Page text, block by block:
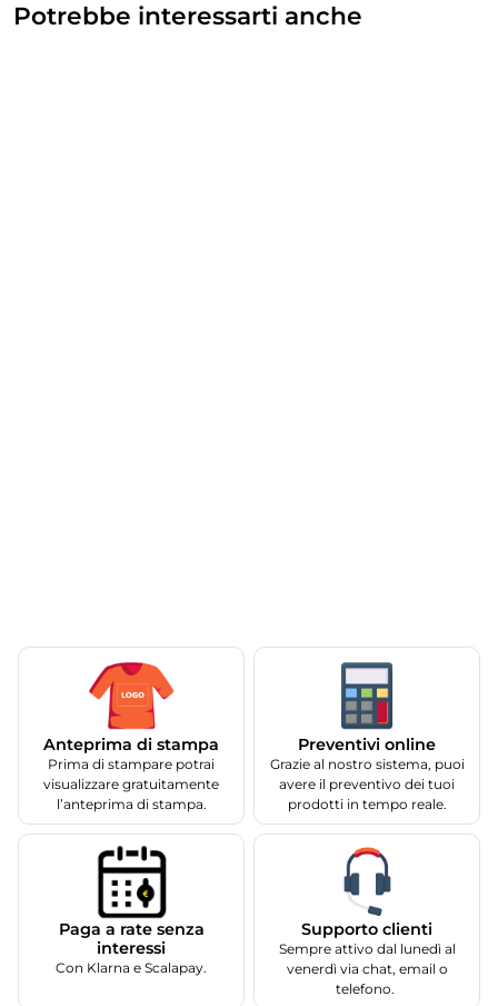
Potrebbe interessarti anche
Anteprima di stampa
Prima di stampare potrai
visualizzare gratuitamente
l’anteprima di stampa.
Preventivi online
Grazie al nostro sistema, puoi
avere il preventivo dei tuoi
prodotti in tempo reale.
Paga a rate senza
interessi
Con Klarna e Scalapay.
Supporto clienti
Sempre attivo dal lunedì al
venerdì via chat, email o
telefono.